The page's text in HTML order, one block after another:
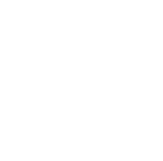
d'Infectiologie
Rares